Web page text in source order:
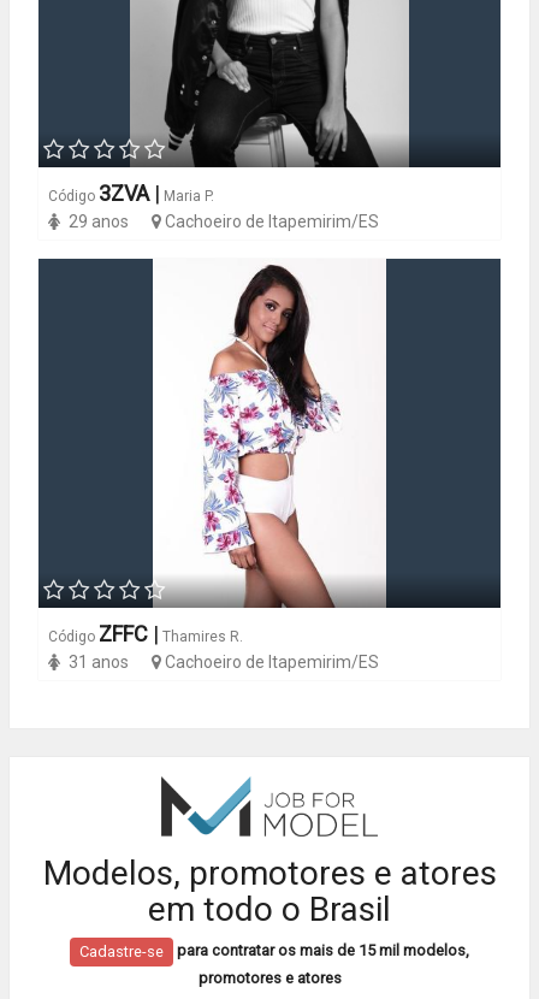
Código 3ZVA | Maria P.
29 anos Cachoeiro de Itapemirim/ES
Código ZFFC | Thamires R.
31 anos Cachoeiro de Itapemirim/ES
Modelos, promotores e atores
em todo o Brasil
Cadastre-se
para contratar os mais de 15 mil modelos,
promotores e atores